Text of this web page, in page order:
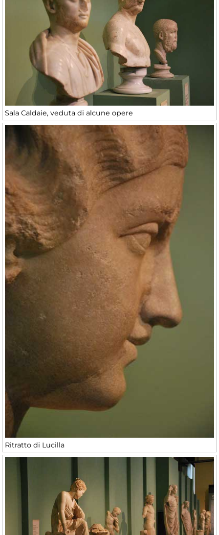
Sala Caldaie, veduta di alcune opere
Ritratto di Lucilla